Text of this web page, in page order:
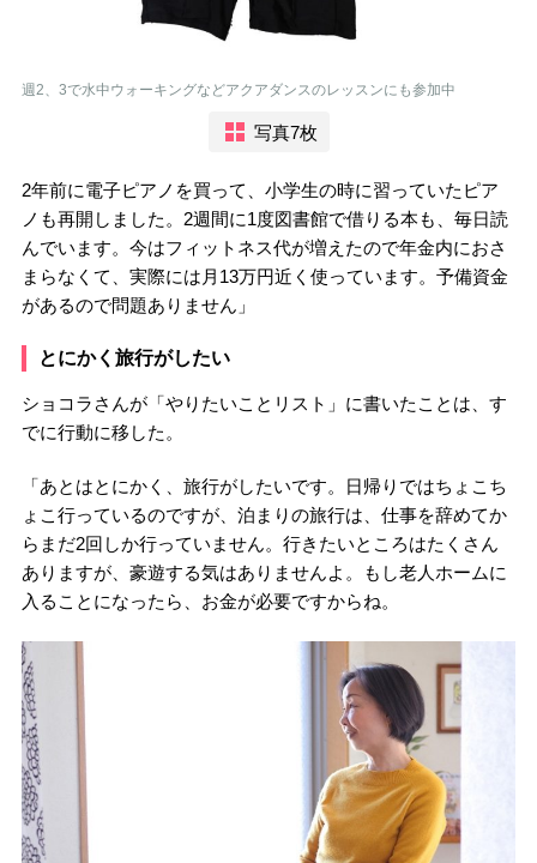
週2、3で水中ウォーキングなどアクアダンスのレッスンにも参加中
写真7枚
2年前に電子ピアノを買って、小学生の時に習っていたピア
ノも再開しました。2週間に1度図書館で借りる本も、毎日読
んでいます。今はフィットネス代が増えたので年金内におさ
まらなくて、実際には月13万円近く使っています。予備資金
があるので問題ありません」
とにかく旅行がしたい
ショコラさんが「やりたいことリスト」に書いたことは、す
でに行動に移した。
「あとはとにかく、旅行がしたいです。日帰りではちょこち
ょこ行っているのですが、泊まりの旅行は、仕事を辞めてか
らまだ2回しか行っていません。行きたいところはたくさん
ありますが、豪遊する気はありませんよ。もし老人ホームに
入ることになったら、お金が必要ですからね。